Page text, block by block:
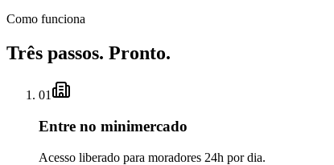
Como funciona
Três passos. Pronto.
01
Entre no minimercado
Acesso liberado para moradores 24h por dia.